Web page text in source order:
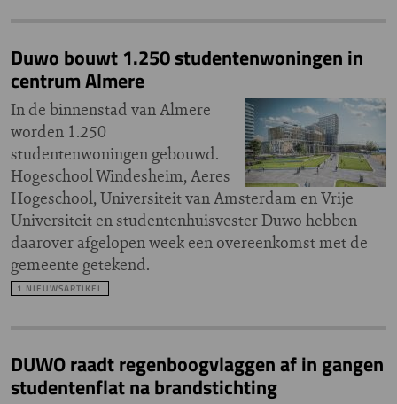
Duwo bouwt 1.250 studentenwoningen in
centrum Almere
In de binnenstad van Almere
worden 1.250
studentenwoningen gebouwd.
Hogeschool Windesheim, Aeres
Hogeschool, Universiteit van Amsterdam en Vrije
Universiteit en studentenhuisvester Duwo hebben
daarover afgelopen week een overeenkomst met de
gemeente getekend.
1 NIEUWSARTIKEL
DUWO raadt regenboogvlaggen af in gangen
studentenflat na brandstichting